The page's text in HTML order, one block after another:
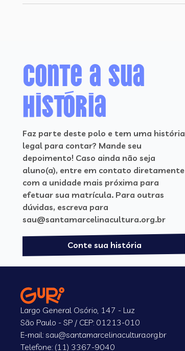
Conte a sua
história
Faz parte deste polo e tem uma história
legal para contar? Mande seu
depoimento! Caso ainda não seja
aluno(a), entre em contato diretamente
com a unidade mais próxima para
efetuar sua matrícula. Para outras
dúvidas, escreva para
sau@santamarcelinacultura.org.br
Conte sua história
Largo General Osório, 147 - Luz
São Paulo - SP / CEP: 01213-010
E-mail: sau@santamarcelinacultura.org.br
Telefone: (11) 3367-9040